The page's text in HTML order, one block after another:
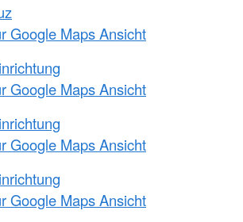
Google Maps Ansicht
Google Maps Ansicht
Google Maps Ansicht
Google Maps Ansicht